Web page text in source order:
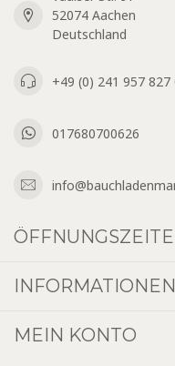
52074 Aachen
Deutschland
+49 (0) 241 957 827
017680700626
INFORMATIONEN
MEIN KONTO